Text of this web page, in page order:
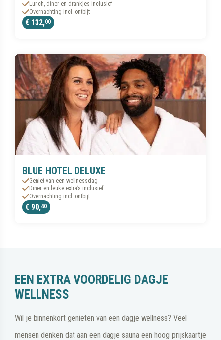
Lunch, diner en drankjes inclusief
Overnachting incl. ontbijt
€ 132,00
BLUE HOTEL DELUXE
Geniet van een wellnessdag
Diner en leuke extra’s inclusief
Overnachting incl. ontbijt
€ 90,40
EEN EXTRA VOORDELIG DAGJE
WELLNESS
Wil je binnenkort genieten van een dagje wellness? Veel
mensen denken dat aan een dagje sauna een hoog prijskaartje